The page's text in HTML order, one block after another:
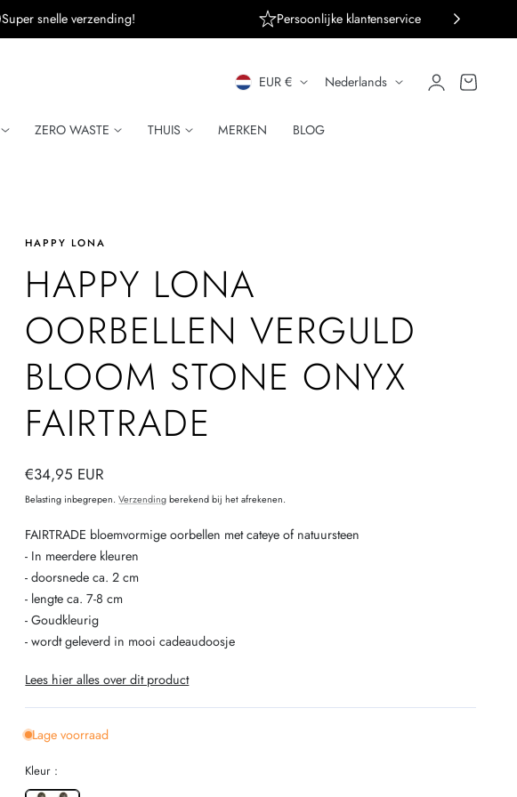
Super snelle verzending! Persoonlijke klantenservice
ZERO WASTE THUIS MERKEN BLOG
L
A
R
E
G
I
EUR €
T
A
Nederlands Inloggen
Winkelwagen
HAPPY LONA
HAPPY LONA
OORBELLEN VERGULD
BLOOM STONE ONYX
FAIRTRADE
Normale
prijs
€34,95 EUR
Belasting inbegrepen.Verzendingberekend bij het afrekenen.
FAIRTRADE bloemvormige oorbellen met cateye of natuursteen
- In meerdere kleuren
- doorsnede ca. 2 cm
- lengte ca. 7-8 cm
- Goudkleurig
- wordt geleverd in mooi cadeaudoosje
Lees hier alles over dit product
Lage voorraad
Kleur :